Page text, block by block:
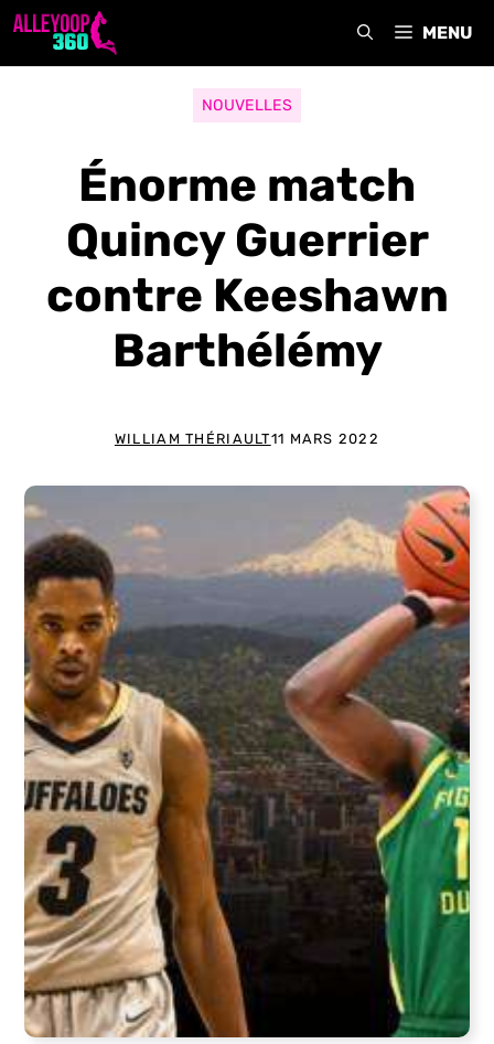
Aller
MENU
NOUVELLES
Énorme match
Quincy Guerrier
contre Keeshawn
Barthélémy
WILLIAM THÉRIAULT11 MARS 2022